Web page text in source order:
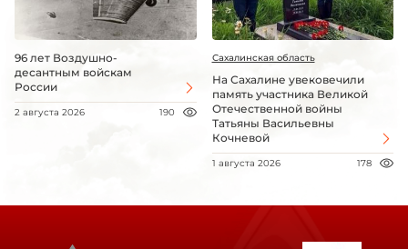
96 лет Воздушно-
десантным войскам
России
2 августа 2026 190
Сахалинская область
На Сахалине увековечили
память участника Великой
Отечественной войны
Татьяны Васильевны
Кочневой
1 августа 2026 178